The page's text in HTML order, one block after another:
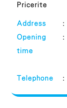
Pricerite
Address :
Opening
time
:
Telephone
: